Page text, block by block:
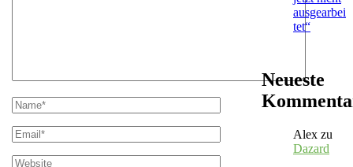
ausgearbei
tet“
Neueste
Alex zu
Dazard